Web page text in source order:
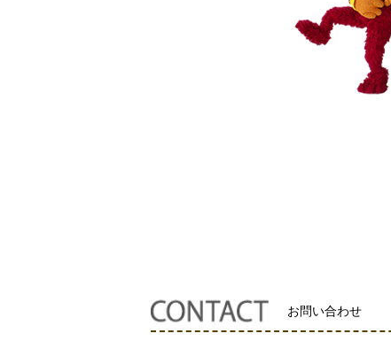
お問い合わせ